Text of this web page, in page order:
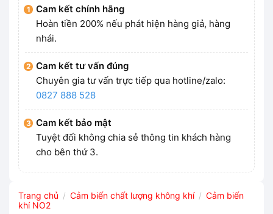
Cam kết chính hãng
Hoàn tiền 200% nếu phát hiện hàng giả, hàng
nhái.
Cam kết tư vấn đúng
Chuyên gia tư vấn trực tiếp qua hotline/zalo:
0827 888 528
Cam kết bảo mật
Tuyệt đối không chia sẻ thông tin khách hàng
cho bên thứ 3.
Trang chủ / Cảm biến chất lượng không khí / Cảm biến
khí NO2